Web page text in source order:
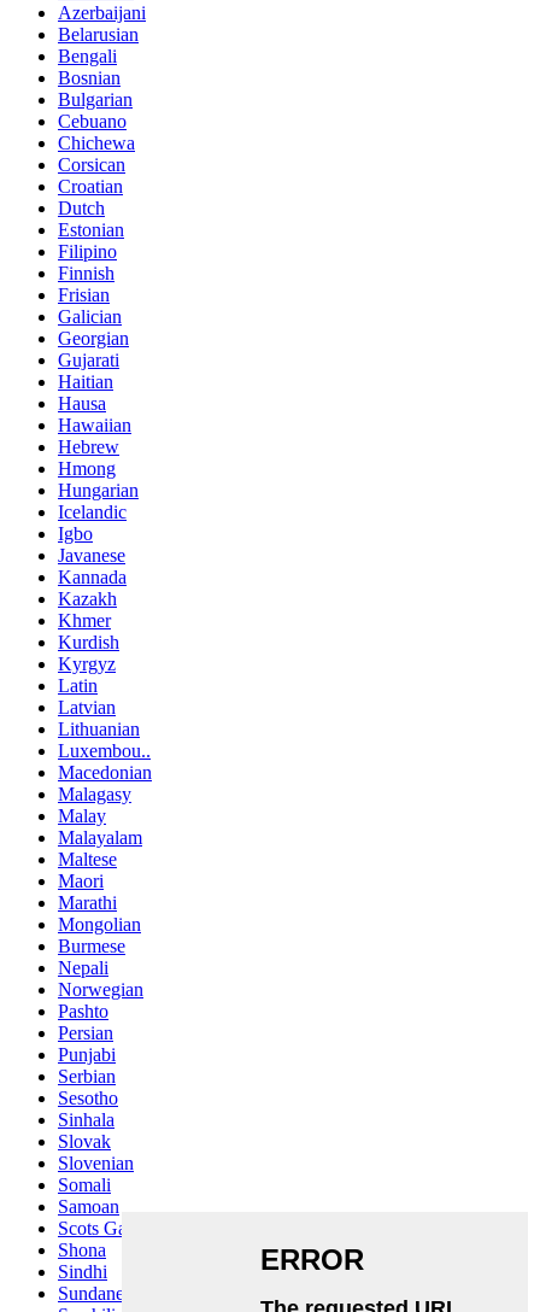
Azerbaijani
Belarusian
Bengali
Bosnian
Bulgarian
Cebuano
Chichewa
Corsican
Croatian
Dutch
Estonian
Filipino
Finnish
Frisian
Galician
Georgian
Gujarati
Haitian
Hausa
Hawaiian
Hebrew
Hmong
Hungarian
Icelandic
Igbo
Javanese
Kannada
Kazakh
Khmer
Kurdish
Kyrgyz
Latin
Latvian
Lithuanian
Luxembou..
Macedonian
Malagasy
Malay
Malayalam
Maltese
Maori
Marathi
Mongolian
Burmese
Nepali
Norwegian
Pashto
Persian
Punjabi
Serbian
Sesotho
Sinhala
Slovak
Slovenian
Somali
Samoan
Scots Gaelic
Shona
Sindhi
Sundanese